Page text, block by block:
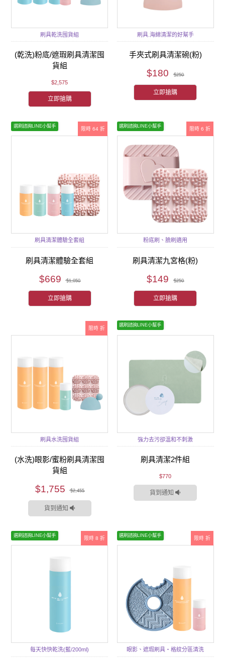
刷具乾洗囤貨組
(乾洗)粉底/遮瑕刷具清潔囤
貨組
$2,575
立即搶購
刷具.海綿清潔的好幫手
手夾式刷具清潔碗(粉)
$180 $250
立即搶購
限時 64 折
選刷諮詢LINE小幫手
刷具清潔體驗全套組
刷具清潔體驗全套組
$669 $1,050
立即搶購
限時 6 折
選刷諮詢LINE小幫手
粉底刷、臉刷適用
刷具清潔九宮格(粉)
$149 $250
立即搶購
限時 折
刷具水洗囤貨組
(水洗)眼影/蜜粉刷具清潔囤
貨組
$1,755 $2,455
貨到通知
選刷諮詢LINE小幫手
強力去污卻溫和不刺激
刷具清潔2件組
$770
貨到通知
限時 8 折
選刷諮詢LINE小幫手
每天快快乾洗(藍/200ml)
限時 折
選刷諮詢LINE小幫手
眼影、遮瑕刷具‧格紋分區清洗